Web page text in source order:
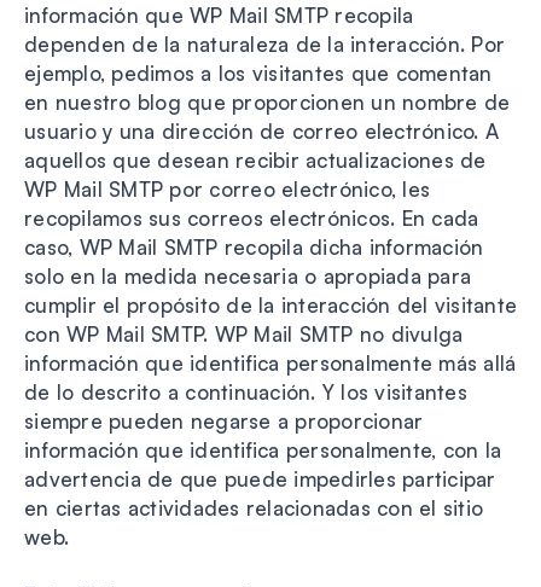
información que WP Mail SMTP recopila
dependen de la naturaleza de la interacción. Por
ejemplo, pedimos a los visitantes que comentan
en nuestro blog que proporcionen un nombre de
usuario y una dirección de correo electrónico. A
aquellos que desean recibir actualizaciones de
WP Mail SMTP por correo electrónico, les
recopilamos sus correos electrónicos. En cada
caso, WP Mail SMTP recopila dicha información
solo en la medida necesaria o apropiada para
cumplir el propósito de la interacción del visitante
con WP Mail SMTP. WP Mail SMTP no divulga
información que identifica personalmente más allá
de lo descrito a continuación. Y los visitantes
siempre pueden negarse a proporcionar
información que identifica personalmente, con la
advertencia de que puede impedirles participar
en ciertas actividades relacionadas con el sitio
web.